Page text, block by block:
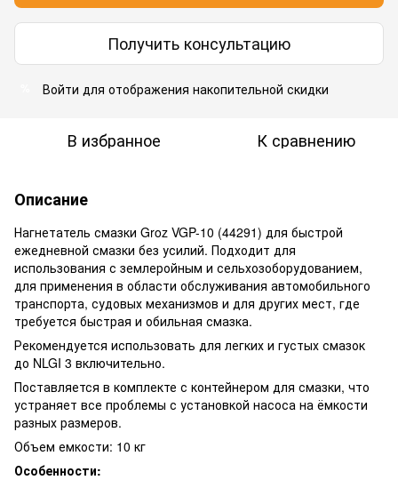
Получить консультацию
Войти для отображения накопительной скидки
В избранное К сравнению
Описание
Нагнетатель смазки Groz VGP-10 (44291) для быстрой
ежедневной смазки без усилий. Подходит для
использования с землеройным и сельхозоборудованием,
для применения в области обслуживания автомобильного
транспорта, судовых механизмов и для других мест, где
требуется быстрая и обильная смазка.
Рекомендуется использовать для легких и густых смазок
до NLGI 3 включительно.
Поставляется в комплекте с контейнером для смазки, что
устраняет все проблемы с установкой насоса на ёмкости
разных размеров.
Объем емкости: 10 кг
Особенности: